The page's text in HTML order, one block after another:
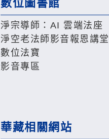
數位圖書館
淨宗導師：AI 雲端法座
淨空老法師影音報恩講堂
數位法寶
影音專區
華藏相關網站